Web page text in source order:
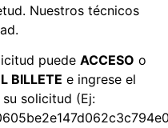
Nuestros técnicos
puede ACCESO o
BILLETE e ingrese el
solicitud (Ej: